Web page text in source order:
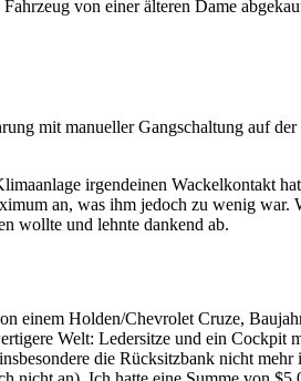
von einer älteren Dame
mit manueller Gangschaltung auf
irgendeinen Wackelkontakt
an, was ihm jedoch zu wenig war.
wollte und lehnte dankend ab.
einem Holden/Chevrolet Cruze,
Welt: Ledersitze und ein
die Rücksitzbank nicht